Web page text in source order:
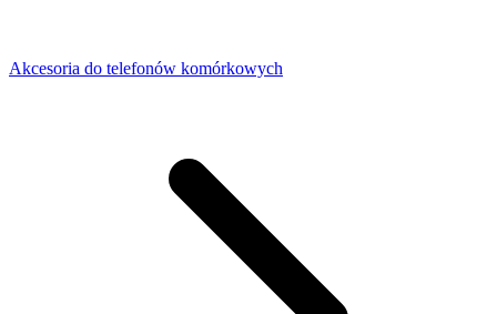
Akcesoria do telefonów komórkowych